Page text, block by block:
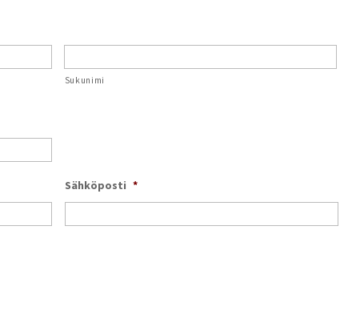
Sukunimi
Sähköposti *